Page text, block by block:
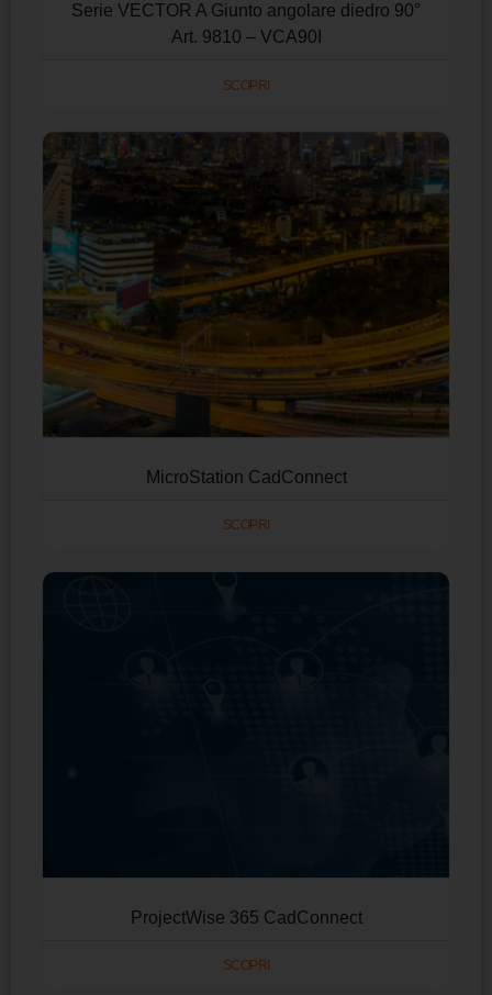
Serie VECTOR A Giunto angolare diedro 90°
Art. 9810 – VCA90I
SCOPRI
MicroStation CadConnect
SCOPRI
ProjectWise 365 CadConnect
SCOPRI